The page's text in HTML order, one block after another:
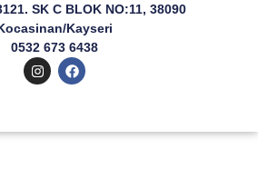
SK C BLOK NO:11, 38090
Kayseri
0532 673 6438